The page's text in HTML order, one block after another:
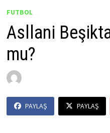
FUTBOL
Asllani
mu?
PAYLAŞ PAYLAŞ